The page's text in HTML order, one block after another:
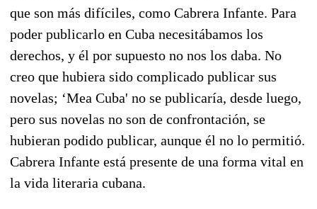
que son más difíciles, como Cabrera Infante. Para
poder publicarlo en Cuba necesitábamos los
derechos, y él por supuesto no nos los daba. No
creo que hubiera sido complicado publicar sus
novelas; ‘Mea Cuba' no se publicaría, desde luego,
pero sus novelas no son de confrontación, se
hubieran podido publicar, aunque él no lo permitió.
Cabrera Infante está presente de una forma vital en
la vida literaria cubana.